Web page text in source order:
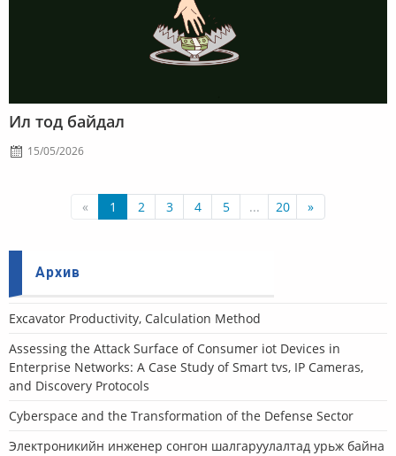
Ил тод байдал
15/05/2026
« 1 2 3 4 5 ... 20 »
Архив
Еxcavator Productivity, Calculation Method
Assessing the Attack Surface of Consumer iot Devices in
Enterprise Networks: A Case Study of Smart tvs, IP Cameras,
and Discovery Protocols
Cyberspace and the Transformation of the Defense Sector
Электроникийн инженер сонгон шалгаруулалтад урьж байна